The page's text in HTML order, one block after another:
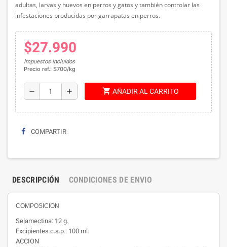
adultas, larvas y huevos en perros y gatos y también controlar las
infestaciones producidas por garrapatas en perros.
$27.990
Impuestos incluidos
Precio ref.: $700/kg
remove add shopping_cart AÑADIR AL CARRITO
COMPARTIR
DESCRIPCIÓN CONDICIONES DE ENVIO
COMPOSICION
Selamectina: 12 g.
Excipientes c.s.p.: 100 ml.
ACCION